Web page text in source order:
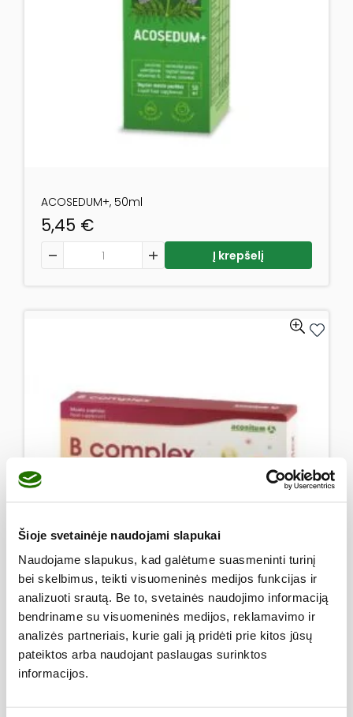
Šioje svetainėje naudojami slapukai
Naudojame slapukus, kad galėtume suasmeninti turinį
bei skelbimus, teikti visuomeninės medijos funkcijas ir
analizuoti srautą. Be to, svetainės naudojimo informaciją
bendriname su visuomeninės medijos, reklamavimo ir
analizės partneriais, kurie gali ją pridėti prie kitos jūsų
pateiktos arba naudojant paslaugas surinktos
informacijos.
ACOSEDUM+, 50ml
5,45 €
produkto kiekis: ACOSEDUM+, 50mlĮ krepšelį
B complex kaps. N40
6,95€
produkto kiekis: B complex kaps. N40
Į krepšelį